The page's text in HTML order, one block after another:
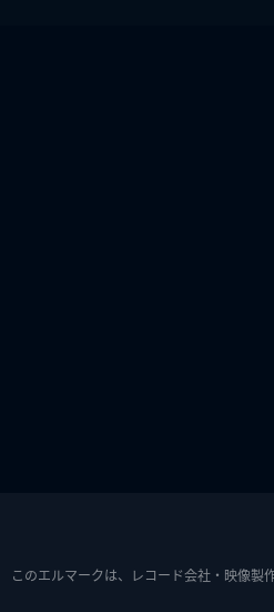
このエルマークは、レコード会社・映像製